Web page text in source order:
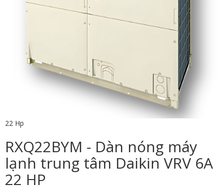
22 Hp
RXQ22BYM - Dàn nóng máy
lạnh trung tâm Daikin VRV 6A
22 HP